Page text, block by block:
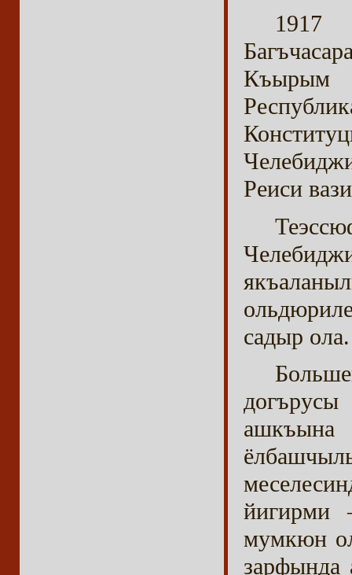
1917
Къырым
Реиси
садыр ола.
йигирми
мумкюн
зарфында